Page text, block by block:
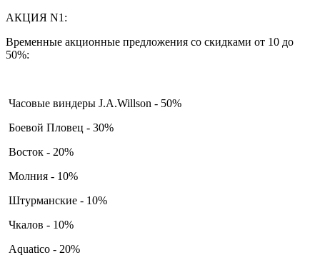
АКЦИЯ N1:
Временные акционные предложения со скидками от 10 до
50%:
Часовые виндеры J.A.Willson - 50%
Боевой Пловец - 30%
Восток - 20%
Молния - 10%
Штурманские - 10%
Чкалов - 10%
Aquatico - 20%